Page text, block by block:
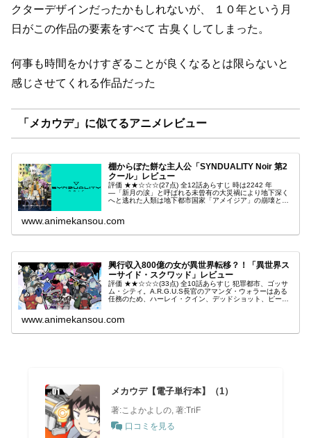
クターデザインだったかもしれないが、
１０年という月
日がこの作品の要素をすべて 古臭くしてしまった。
何事も時間をかけすぎることが良くなるとは限らないと
感じさせてくれる作品だった
「メカウデ」に似てるアニメレビュー
棚からぼた餅な主人公「SYNDUALITY Noir 第2
クール」レビュー
評価 ★★☆☆☆(27点) 全12話あらすじ 時は2242 年
―「新月の涙」と呼ばれる未曾有の大災禍により地下深く
へと逃れた人類は地下都市国家「アメイジア」の崩壊とい
www.animekansou.com
興行収入800億の女が異世界転移？！「異世界ス
ーサイド・スクワッド」レビュー
評価 ★★☆☆☆(33点) 全10話あらすじ 犯罪都市、ゴッサ
ム・シティ。A.R.G.U.S長官のアマンダ・ウォラーはある
任務のため、ハーレイ・クイン、デッドショット、ピース
www.animekansou.com
メカウデ【電子単行本】（1）
著:こよかよしの, 著:TriF
口コミを見る